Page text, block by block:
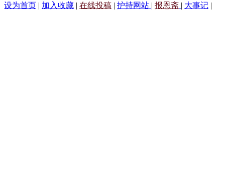
设为首页 | 加入收藏 | 在线投稿 | 护持网站 | 报恩斋 | 大事记 |